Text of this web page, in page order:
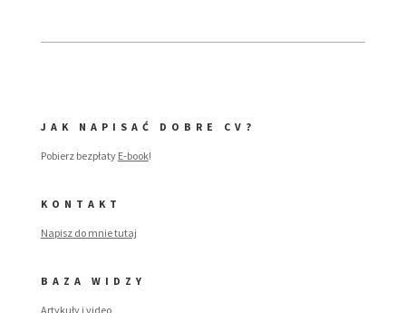
JAK NAPISAĆ DOBRE CV?
Pobierz bezpłaty E-book!
KONTAKT
Napisz do mnie tutaj
BAZA WIDZY
Artykuły i video